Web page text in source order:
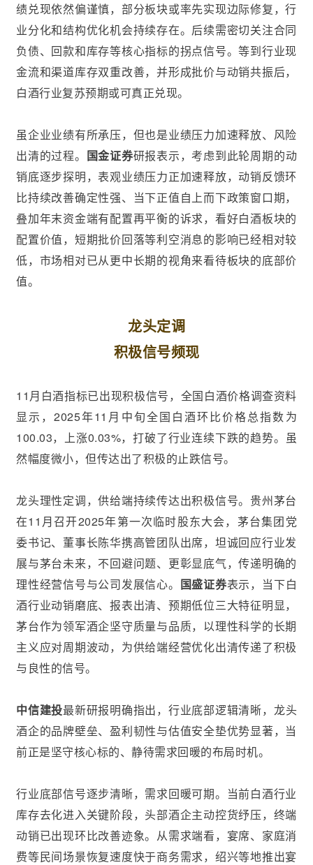
绩兑现依然偏谨慎，部分板块或率先实现边际修复，行
业分化和结构优化机会持续存在。后续需密切关注合同
负债、回款和库存等核心指标的拐点信号。等到行业现
金流和渠道库存双重改善，并形成批价与动销共振后，
白酒行业复苏预期或可真正兑现。
虽企业业绩有所承压，但也是业绩压力加速释放、风险
出清的过程。 国金证券研报表示，考虑到此轮周期的动
销底逐步探明，表观业绩压力正加速释放，动销反馈环
比持续改善确定性强、当下正值自上而下政策窗口期，
叠加年末资金端有配置再平衡的诉求，看好白酒板块的
配置价值，短期批价回落等利空消息的影响已经相对较
低，市场相对已从更中长期的视角来看待板块的底部价
值。
龙头定调
积极信号频现
11月白酒指标已出现积极信号，全国白酒价格调查资料
显示，2025年11月中旬全国白酒环比价格总指数为
100.03，上涨0.03%，打破了行业连续下跌的趋势。虽
然幅度微小，但传达出了积极的止跌信号。
龙头理性定调，供给端持续传达出积极信号。贵州茅台
在11月召开2025年第一次临时股东大会，茅台集团党
委书记、董事长陈华携高管团队出席，坦诚回应行业发
展与茅台未来，不回避问题、更彰显底气，传递明确的
理性经营信号与公司发展信心。 国盛证券表示，当下白
酒行业动销磨底、报表出清、预期低位三大特征明显，
茅台作为领军酒企坚守质量与品质，以理性科学的长期
主义应对周期波动，为供给端经营优化出清传递了积极
与良性的信号。
中信建投最新研报明确指出，行业底部逻辑清晰，龙头
酒企的品牌壁垒、盈利韧性与估值安全垫优势显著，当
前正是坚守核心标的、静待需求回暖的布局时机。
行业底部信号逐步清晰，需求回暖可期。当前白酒行业
库存去化进入关键阶段，头部酒企主动控货纾压，终端
动销已出现环比改善迹象。从需求端看，宴席、家庭消
费等民间场景恢复速度快于商务需求，绍兴等地推出宴